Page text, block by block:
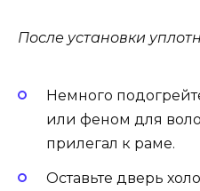
После установки
Немного
или феном для
прилегал к раме.
Оставьте дверь